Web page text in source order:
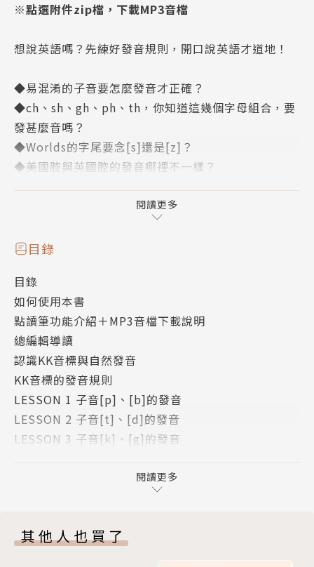
※點選附件zip檔，下載MP3音檔
想說英語嗎？先練好發音規則，開口說英語才道地！
◆易混淆的子音要怎麼發音才正確？
◆ch、sh、gh、ph、th，你知道這幾個字母組合，要
發甚麼音嗎？
◆Worlds的字尾要念[s]還是[z]？
◆美國腔與英國腔的發音哪裡不一樣？
三步驟，讓你的英語就像老外一樣標準！
1. 先了解發音規則跟著唸一遍
2. 從例句中熟悉發音方式
發音不正確，老外有聽沒有懂！
英語發音在許多人的英語學習過程中是個永遠的痛，因
為似乎不管怎麼學，總是無法把英語說得既自然又漂
亮。其實甚至有很多人連自己的英語發音是否正確都無
法分辨，更別說要發得標準了，而且英語發音常常因為
一點點不同，意思就可能天差地遠！所以，如果發音不
講求正確，老外真的有可能聽不懂或會錯意的。
本書主要是要為大多數人解決發音問題，包括KK音標
象，主要是強化口說能力，包括名詞複數、所有格，以
閱讀更多
目錄
目錄
如何使用本書
點讀筆功能介紹＋MP3音檔下載說明
總編輯導讀
認識KK音標與自然發音
KK音標的發音規則
LESSON 1 子音[p]、[b]的發音
LESSON 2 子音[t]、[d]的發音
LESSON 3 子音[k]、[g]的發音
LESSON 5 子音[s]、[z]的發音
LESSON 6 子音[θ]、[ð]的發音
LESSON 8 子音[tʃ]、[dʒ]的發音
閱讀更多
其他人也買了